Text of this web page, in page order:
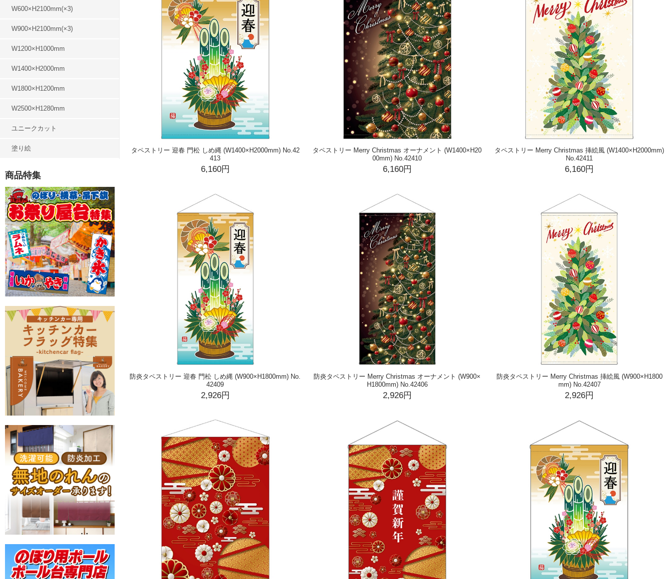
W600×H2100mm(×3)
W900×H2100mm(×3)
W1200×H1000mm
W1400×H2000mm
W1800×H1200mm
W2500×H1280mm
ユニークカット
塗り絵
商品特集
タペストリー 迎春 門松 しめ縄 (W1400×H2000mm) No.42
413
6,160円
タペストリー Merry Christmas オーナメント (W1400×H20
00mm) No.42410
6,160円
タペストリー Merry Christmas 挿絵風 (W1400×H2000mm)
No.42411
6,160円
防炎タペストリー 迎春 門松 しめ縄 (W900×H1800mm) No.
42409
2,926円
防炎タペストリー Merry Christmas オーナメント (W900×
H1800mm) No.42406
2,926円
防炎タペストリー Merry Christmas 挿絵風 (W900×H1800
mm) No.42407
2,926円